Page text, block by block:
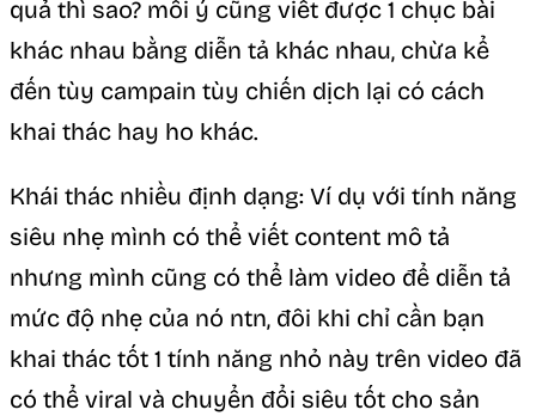
quả thì sao? mỗi ý cũng viết được 1 chục bài
khác nhau bằng diễn tả khác nhau, chừa kể
đến tùy campain tùy chiến dịch lại có cách
khai thác hay ho khác.
Khái thác nhiều định dạng: Ví dụ với tính năng
siêu nhẹ mình có thể viết content mô tả
nhưng mình cũng có thể làm video để diễn tả
mức độ nhẹ của nó ntn, đôi khi chỉ cần bạn
khai thác tốt 1 tính năng nhỏ này trên video đã
có thể viral và chuyển đổi siêu tốt cho sản